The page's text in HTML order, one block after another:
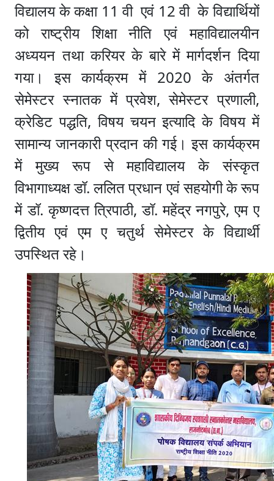
विद्यालय के कक्षा 11 वी एवं 12 वी के विद्यार्थियों
को राष्ट्रीय शिक्षा नीति एवं महाविद्यालयीन
अध्ययन तथा करियर के बारे में मार्गदर्शन दिया
गया। इस कार्यक्रम में 2020 के अंतर्गत
सेमेस्टर स्नातक में प्रवेश, सेमेस्टर प्रणाली,
क्रेडिट पद्धति, विषय चयन इत्यादि के विषय में
सामान्य जानकारी प्रदान की गई। इस कार्यक्रम
में मुख्य रूप से महाविद्यालय के संस्कृत
विभागाध्यक्ष डॉ. ललित प्रधान एवं सहयोगी के रूप
में डॉ. कृष्णदत्त त्रिपाठी, डॉ. महेंद्र नगपुरे, एम ए
द्वितीय एवं एम ए चतुर्थ सेमेस्टर के विद्यार्थी
उपस्थित रहे।